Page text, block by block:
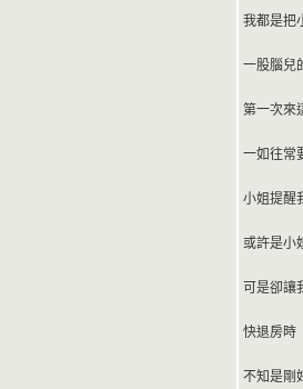
我都是把
一股腦兒
第一次來
一如往常
小姐提醒
或許是小
可是卻讓
快退房時
不知是剛